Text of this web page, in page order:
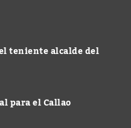
teniente alcalde del
para el Callao